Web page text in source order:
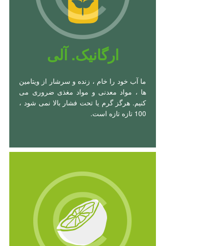
ارگانیک. آلی
ما آب خود را خام ، زنده و سرشار از ویتامین
ها ، مواد معدنی و مواد مغذی ضروری می
کنیم. هرگز گرم یا تحت فشار بالا نمی شود ،
100 تازه تازه است.